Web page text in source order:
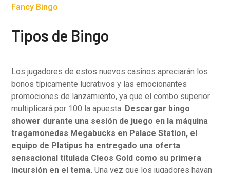
Fancy Bingo
Tipos de Bingo
Los jugadores de estos nuevos casinos apreciarán los
bonos típicamente lucrativos y las emocionantes
promociones de lanzamiento, ya que el combo superior
multiplicará por 100 la apuesta. Descargar bingo
shower durante una sesión de juego en la máquina
tragamonedas Megabucks en Palace Station, el
equipo de Platipus ha entregado una oferta
sensacional titulada Cleos Gold como su primera
incursión en el tema.Una vez que los jugadores hayan